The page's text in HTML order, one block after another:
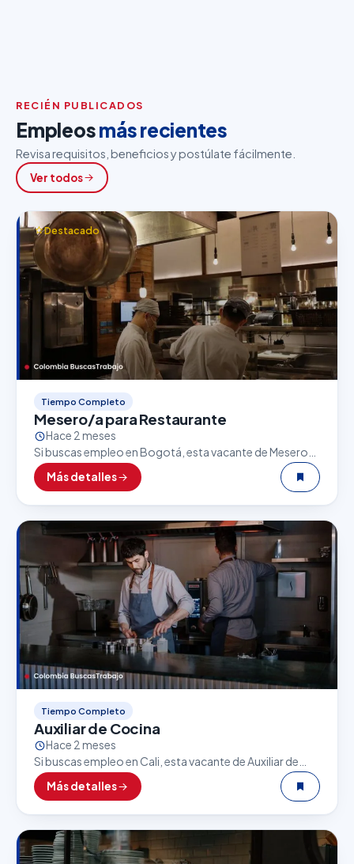
RECIÉN PUBLICADOS
Empleosmás recientes
Revisa requisitos, beneficios y postúlate fácilmente.
Ver todos
Destacado
Tiempo Completo
Mesero/a para Restaurante
Hace 2 meses
Si buscas empleo en Bogotá, esta vacante de Mesero/a
para Restaurante puede ser una excelente oportunidad.
El sector gastronómico es uno de los que…
Más detalles
Tiempo Completo
Auxiliar de Cocina
Hace 2 meses
Si buscas empleo en Cali, esta vacante de Auxiliar de
Cocina puede ser una excelente oportunidad. El sector
gastronómico es uno de los que…
Más detalles